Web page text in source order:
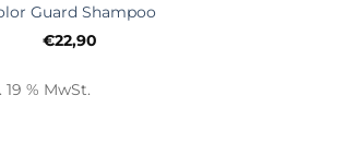
Guard Shampoo
€22,90
19 % MwSt.